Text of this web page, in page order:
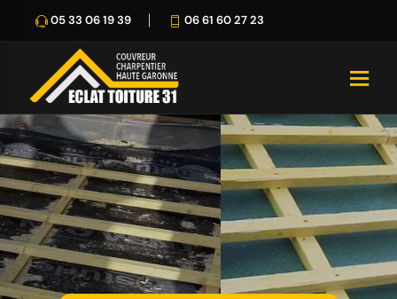
05 33 06 19 39 06 61 60 27 23